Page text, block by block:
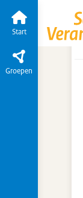
Start
Groepen